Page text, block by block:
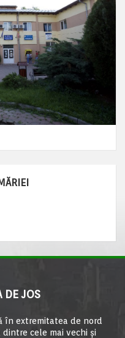
DE JOS
în extremitatea de nord
cele mai vechi şi